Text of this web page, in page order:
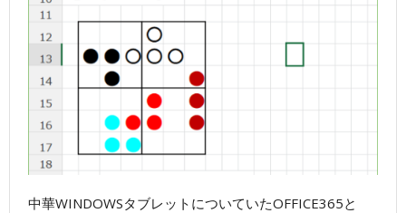
中華WINDOWSタブレットについていたOFFICE365と